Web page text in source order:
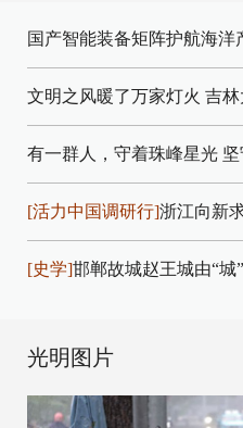
国产智能装备矩阵护航海洋
文明之风暖了万家灯火 吉
有一群人，守着珠峰星光
[活力中国调研行]浙江向新
[史学]邯郸故城赵王城由“城
光明图片